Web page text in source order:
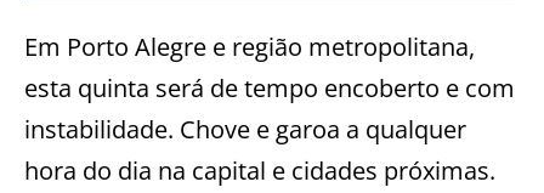
Em Porto Alegre e região metropolitana,
esta quinta será de tempo encoberto e com
instabilidade. Chove e garoa a qualquer
hora do dia na capital e cidades próximas.